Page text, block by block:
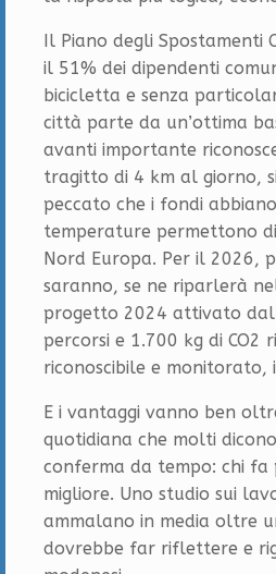
Il Piano degli Spostamenti
il 51% dei dipendenti
bicicletta e senza
città parte da un’ottima
avanti importante
tragitto di 4 km al giorno,
peccato che i fondi
temperature permettono
Nord Europa. Per il 2026,
saranno, se ne riparlerà
progetto 2024 attivato
percorsi e 1.700 kg di
riconoscibile e monitorato,
E i vantaggi vanno ben
quotidiana che molti
conferma da tempo: chi
migliore. Uno studio sui
ammalano in media oltre
dovrebbe far riflettere e